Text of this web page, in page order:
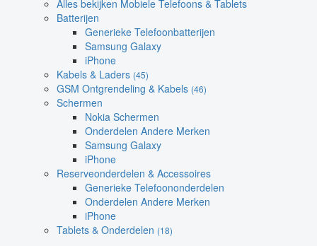
Alles bekijken Mobiele Telefoons & Tablets
Batterijen
Generieke Telefoonbatterijen
Samsung Galaxy
iPhone
Kabels & Laders (45)
GSM Ontgrendeling & Kabels (46)
Schermen
Nokia Schermen
Onderdelen Andere Merken
Samsung Galaxy
iPhone
Reserveonderdelen & Accessoires
Generieke Telefoononderdelen
Onderdelen Andere Merken
iPhone
Tablets & Onderdelen (18)